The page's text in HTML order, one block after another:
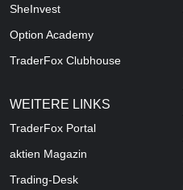
SheInvest
Option Academy
TraderFox Clubhouse
WEITERE LINKS
TraderFox Portal
aktien Magazin
Trading-Desk